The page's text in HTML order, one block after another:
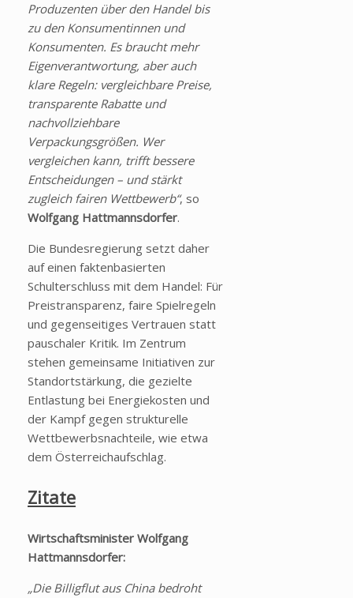
Produzenten über den Handel bis
zu den Konsumentinnen und
Konsumenten. Es braucht mehr
Eigenverantwortung, aber auch
klare Regeln: vergleichbare Preise,
transparente Rabatte und
nachvollziehbare
Verpackungsgrößen. Wer
vergleichen kann, trifft bessere
Entscheidungen – und stärkt
zugleich fairen Wettbewerb“, so
Wolfgang Hattmannsdorfer.
Die Bundesregierung setzt daher
auf einen faktenbasierten
Schulterschluss mit dem Handel: Für
Preistransparenz, faire Spielregeln
und gegenseitiges Vertrauen statt
pauschaler Kritik. Im Zentrum
stehen gemeinsame Initiativen zur
Standortstärkung, die gezielte
Entlastung bei Energiekosten und
der Kampf gegen strukturelle
Wettbewerbsnachteile, wie etwa
dem Österreichaufschlag.
Zitate
Wirtschaftsminister Wolfgang
Hattmannsdorfer:
„Die Billigflut aus China bedroht